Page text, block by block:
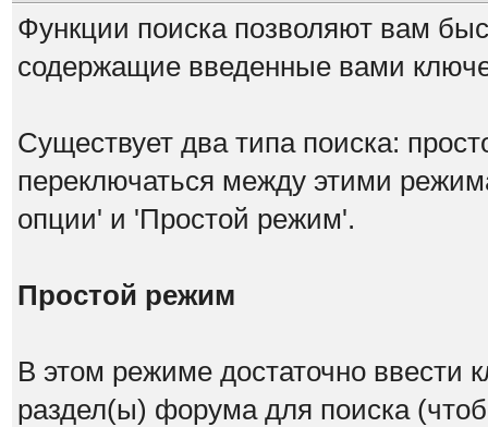
Функции поиска позволяют вам
содержащие введенные вами
Существует два типа поиска:
переключаться между этими
опции' и 'Простой режим'.
Простой режим
В этом режиме достаточно ввести
раздел(ы) форума для поиска